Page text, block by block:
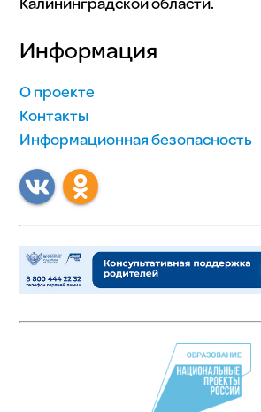
Калининградской области.
Информация
О проекте
Контакты
Информационная безопасность